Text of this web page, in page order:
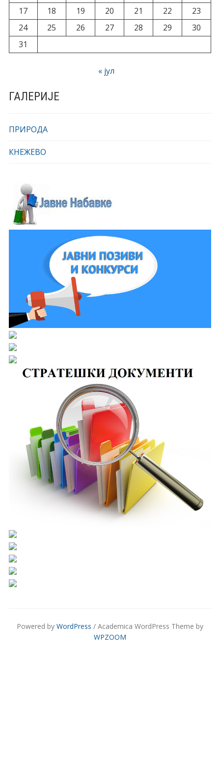
17
18 19 20 21 22
23
24
25 26 27 28 29
30
31
« јул
ГАЛЕРИЈЕ
ПРИРОДА
КНЕЖЕВО
Powered by WordPress / Academica WordPress Theme by
WPZOOM